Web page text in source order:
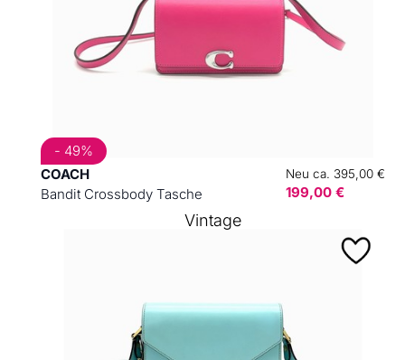
COACH
Bandit Crossbody Tasche
Neu ca. 395,00 €
199,00 €
- 49%
Vintage